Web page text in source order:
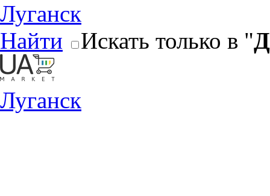
Луганск
Найти
Искать только в "
Луганск